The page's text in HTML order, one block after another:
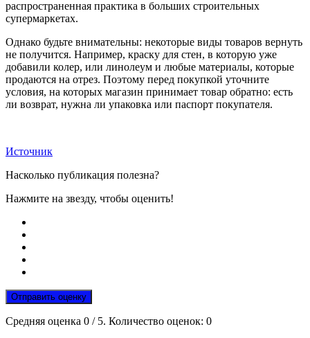
распространенная практика в больших строительных
супермаркетах.
Однако будьте внимательны: некоторые виды товаров вернуть
не получится. Например, краску для стен, в которую уже
добавили колер, или линолеум и любые материалы, которые
продаются на отрез. Поэтому перед покупкой уточните
условия, на которых магазин принимает товар обратно: есть
ли возврат, нужна ли упаковка или паспорт покупателя.
Источник
Насколько публикация полезна?
Нажмите на звезду, чтобы оценить!
Отправить оценку
Средняя оценка 0 / 5. Количество оценок: 0